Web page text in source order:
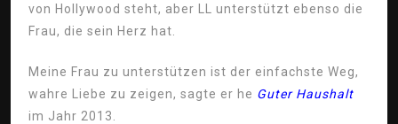
von Hollywood steht, aber LL unterstützt ebenso die
Frau, die sein Herz hat.
Meine Frau zu unterstützen ist der einfachste Weg,
wahre Liebe zu zeigen, sagte er he Guter Haushalt
im Jahr 2013.